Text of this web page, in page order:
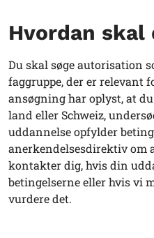
Hvordan skal
Du skal søge autorisation
faggruppe, der er relevant
ansøgning har oplyst, at
land eller Schweiz,
uddannelse opfylder
anerkendelsesdirektiv om
kontakter dig, hvis din
betingelserne eller hvis vi
vurdere det.